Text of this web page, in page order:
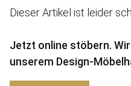
Dieser Artikel ist leider
Jetzt online stöbern.
unserem Design-